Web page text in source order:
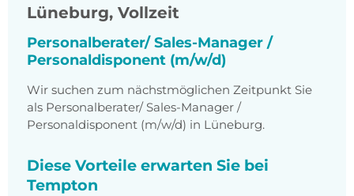
Lüneburg, Vollzeit
Personalberater/ Sales-Manager /
Personaldisponent (m/w/d)
Wir suchen zum nächstmöglichen Zeitpunkt Sie
als Personalberater/ Sales-Manager /
Personaldisponent (m/w/d) in Lüneburg.
Diese Vorteile erwarten Sie bei
Tempton